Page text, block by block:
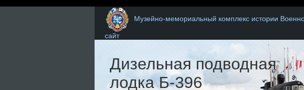
Музейно-мемориальный комплекс истории
сайт
Экраноплан «Орленок»